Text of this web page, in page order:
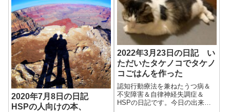
2020年7月8日の日記
HSPの人向けの本、
2022年3月23日の日記 い
ただいたタケノコでタケノ
コごはんを作った
認知行動療法を兼ねたうつ病＆
不安障害＆自律神経失調症＆
HSPの日記です。今日の出来事